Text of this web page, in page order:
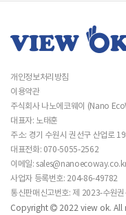
개인정보처리방침
이용약관
주식회사 나노에코웨이 (Nano
대표자: 노태훈
주소: 경기 수원시 권선구 산업로
대표전화: 070-5055-2562
이메일:
사업자 등록번호: 204-86-49782
통신판매신고번호: 제 2023-수원
Copyright
2022 view ok. All